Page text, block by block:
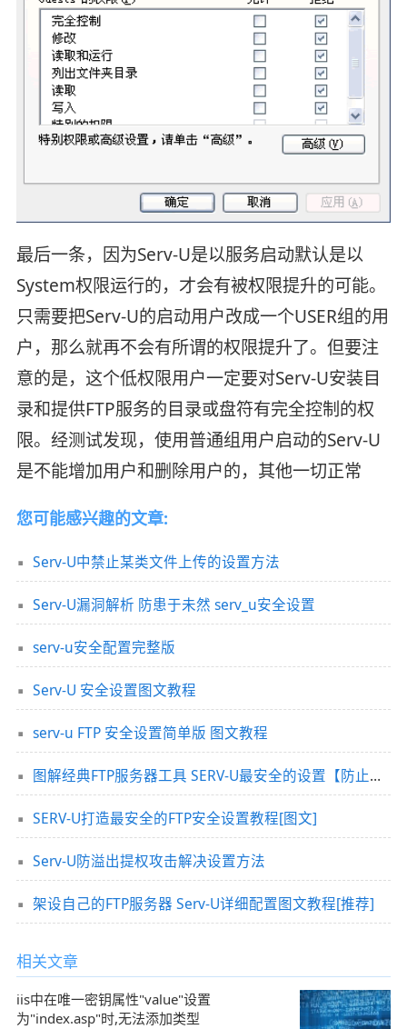
最后一条，因为Serv-U是以服务启动默认是以
System权限运行的，才会有被权限提升的可能。
只需要把Serv-U的启动用户改成一个USER组的用
户，那么就再不会有所谓的权限提升了。但要注
意的是，这个低权限用户一定要对Serv-U安装目
录和提供FTP服务的目录或盘符有完全控制的权
限。经测试发现，使用普通组用户启动的Serv-U
是不能增加用户和删除用户的，其他一切正常
您可能感兴趣的文章:
Serv-U中禁止某类文件上传的设置方法
Serv-U漏洞解析 防患于未然 serv_u安全设置
serv-u安全配置完整版
Serv-U 安全设置图文教程
serv-u FTP 安全设置简单版 图文教程
图解经典FTP服务器工具 SERV-U最安全的设置【防止被入侵】
SERV-U打造最安全的FTP安全设置教程[图文]
Serv-U防溢出提权攻击解决设置方法
架设自己的FTP服务器 Serv-U详细配置图文教程[推荐]
相关文章
iis中在唯一密钥属性"value"设置
为"index.asp"时,无法添加类型